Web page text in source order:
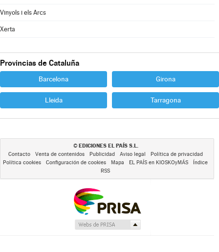
Vinyols i els Arcs
Xerta
Provincias de Cataluña
Barcelona Girona
Lleida Tarragona
© EDICIONES EL PAÍS S.L.
Contacto Venta de contenidos Publicidad Aviso legal
Política de privacidad
Política cookies
Configuración de cookies Mapa EL PAÍS en KIOSKOyMÁS
Índice
RSS